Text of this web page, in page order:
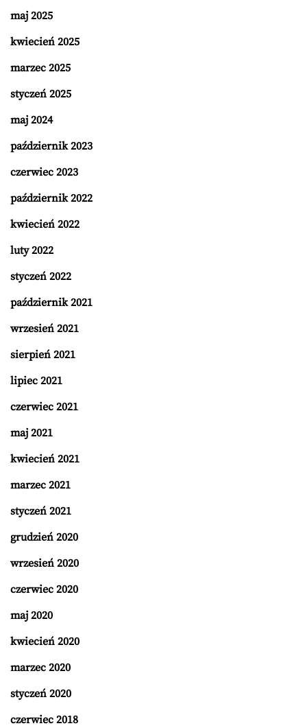
maj 2025
kwiecień 2025
marzec 2025
styczeń 2025
maj 2024
październik 2023
czerwiec 2023
październik 2022
kwiecień 2022
luty 2022
styczeń 2022
październik 2021
wrzesień 2021
sierpień 2021
lipiec 2021
czerwiec 2021
maj 2021
kwiecień 2021
marzec 2021
styczeń 2021
grudzień 2020
wrzesień 2020
czerwiec 2020
maj 2020
kwiecień 2020
marzec 2020
styczeń 2020
czerwiec 2018